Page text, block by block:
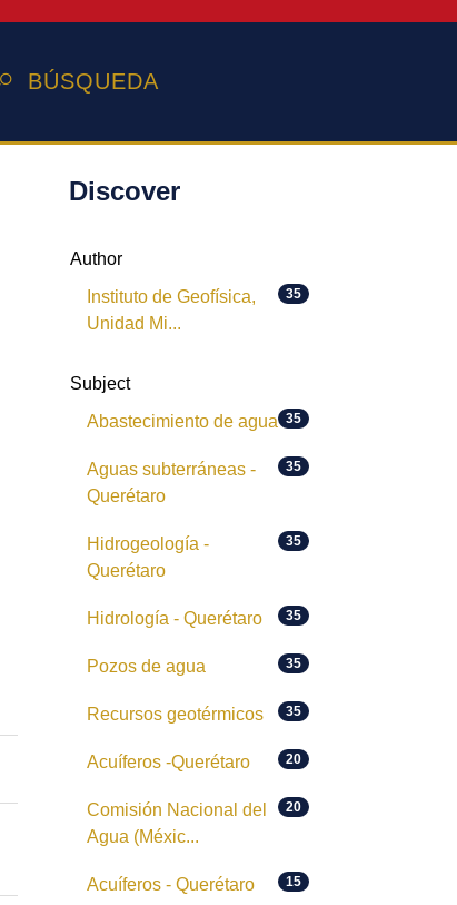
BÚSQUEDA
Discover
Author
35
Instituto de Geofísica,
Unidad Mi...
Subject
35
Abastecimiento de agua
35
Aguas subterráneas -
Querétaro
35
Hidrogeología -
Querétaro
35
Hidrología - Querétaro
35
Pozos de agua
35
Recursos geotérmicos
20
Acuíferos -Querétaro
20
Comisión Nacional del
Agua (Méxic...
15
Acuíferos - Querétaro